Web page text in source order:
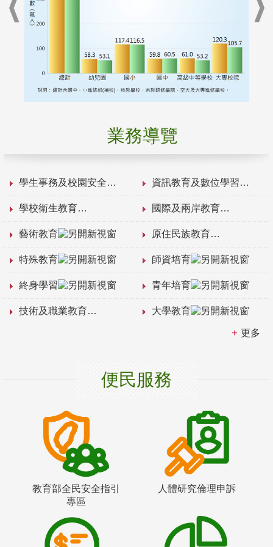
業務導覽
學生事務及校園安全 資訊教育及數位學習
學校衛生教育 國際及兩岸教育
藝術教育 原住民族教育
特殊教育 師資培育
終身學習 青年培育
技術及職業教育 大學教育
更多
便民服務
教育部全民安全指引
專區
人體研究倫理申訴